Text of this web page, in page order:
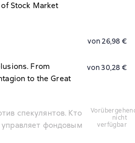
Stock Market
von 26,98 €
From
to the Great
von 30,28 €
спекулянтов. Кто
фондовым
vorübergehend
nicht
verfügbar